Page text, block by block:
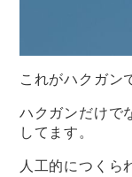
これがハクガン
ハクガンだけで
してます。
人工的につくら